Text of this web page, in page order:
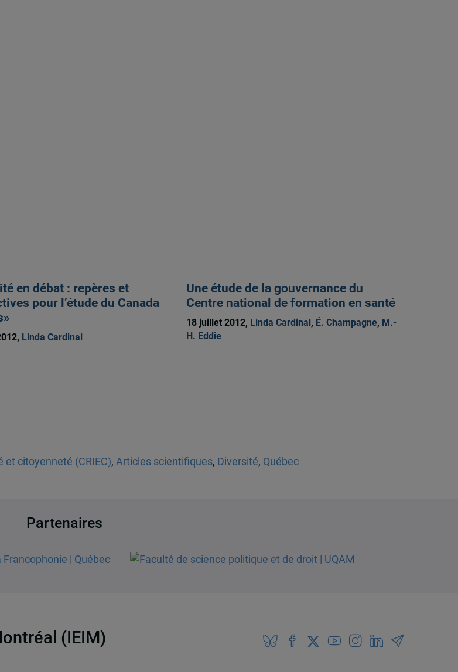
en débat : repères et
pour l’étude du Canada
Linda Cardinal
Une étude de la gouvernance du
Centre national de formation en santé
18 juillet 2012, Linda Cardinal, É. Champagne, M.-
H. Eddie
citoyenneté (CRIEC), Articles scientifiques, Diversité, Québec
Partenaires
(IEIM)